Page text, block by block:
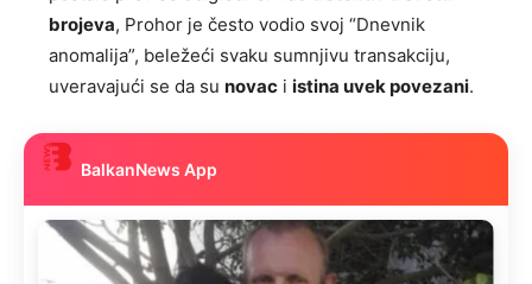
brojeva, Prohor je često vodio svoj “Dnevnik
anomalija”, beležeći svaku sumnjivu transakciju,
uveravajući se da su novac i istina uvek povezani.
BalkanNews App